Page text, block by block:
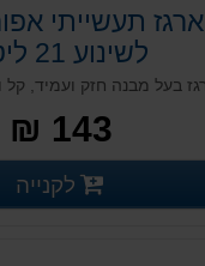
ארגז תעשייתי
לשינוע 21 ליטר
143 ₪
פרטיםלקנייה